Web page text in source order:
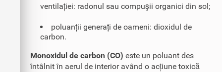
ventilației: radonul sau compuşii organici din sol;
poluanții generați de oameni: dioxidul de
carbon.
Monoxidul de carbon (CO) este un poluant des
întâlnit în aerul de interior având o acțiune toxică